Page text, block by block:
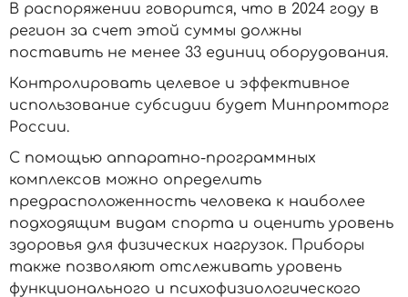
В распоряжении говорится, что в 2024 году в
регион за счет этой суммы должны
поставить не менее 33 единиц оборудования.
Контролировать целевое и эффективное
использование субсидии будет Минпромторг
России.
С помощью аппаратно-программных
комплексов можно определить
предрасположенность человека к наиболее
подходящим видам спорта и оценить уровень
здоровья для физических нагрузок. Приборы
также позволяют отслеживать уровень
функционального и психофизиологического